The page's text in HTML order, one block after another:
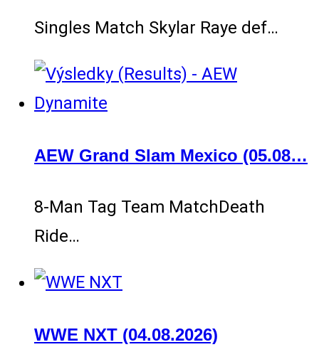
Singles Match Skylar Raye def…
AEW Grand Slam Mexico (05.08…
8-Man Tag Team MatchDeath
Ride…
WWE NXT (04.08.2026)